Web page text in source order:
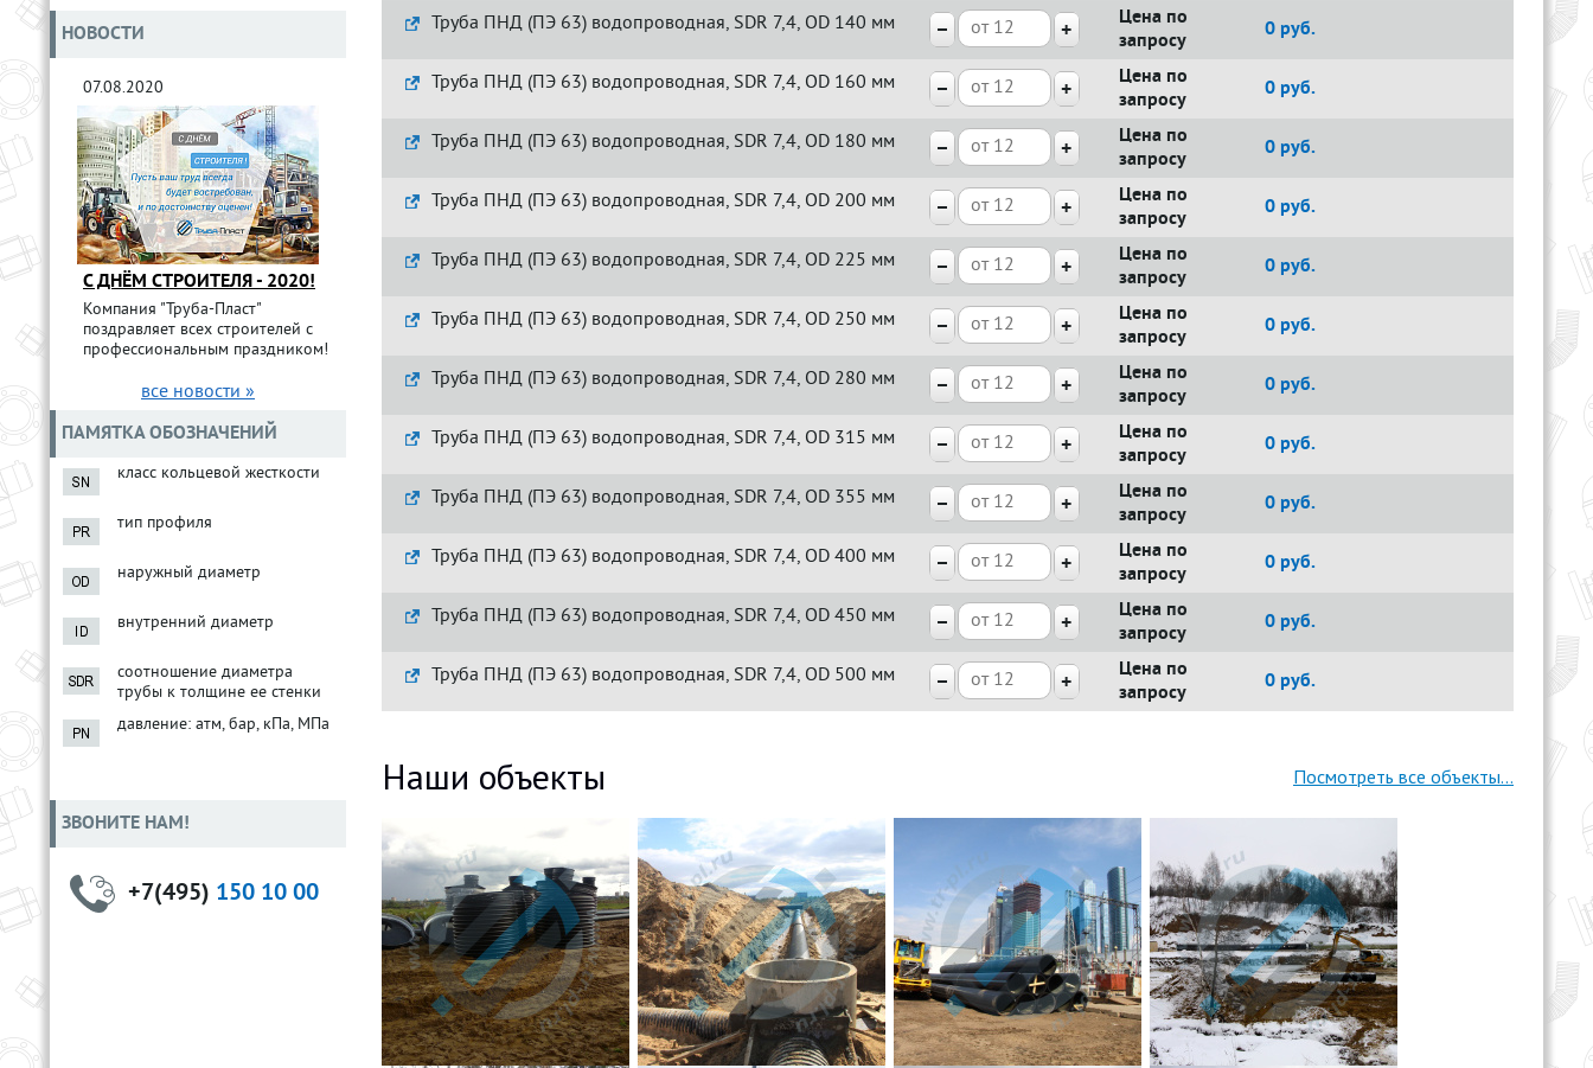
Труба ПНД (ПЭ 63) водопроводная, SDR 7,4, OD 140 мм
Цена по
запросу
0 руб.
Труба ПНД (ПЭ 63) водопроводная, SDR 7,4, OD 160 мм
Цена по
запросу
0 руб.
Труба ПНД (ПЭ 63) водопроводная, SDR 7,4, OD 180 мм
Цена по
запросу
0 руб.
Труба ПНД (ПЭ 63) водопроводная, SDR 7,4, OD 200 мм
Цена по
запросу
0 руб.
Труба ПНД (ПЭ 63) водопроводная, SDR 7,4, OD 225 мм
Цена по
запросу
0 руб.
Труба ПНД (ПЭ 63) водопроводная, SDR 7,4, OD 250 мм
Цена по
запросу
0 руб.
Труба ПНД (ПЭ 63) водопроводная, SDR 7,4, OD 280 мм
Цена по
запросу
0 руб.
Труба ПНД (ПЭ 63) водопроводная, SDR 7,4, OD 315 мм
Цена по
запросу
0 руб.
Труба ПНД (ПЭ 63) водопроводная, SDR 7,4, OD 355 мм
Цена по
запросу
0 руб.
Труба ПНД (ПЭ 63) водопроводная, SDR 7,4, OD 400 мм
Цена по
запросу
0 руб.
Труба ПНД (ПЭ 63) водопроводная, SDR 7,4, OD 450 мм
Цена по
запросу
0 руб.
Труба ПНД (ПЭ 63) водопроводная, SDR 7,4, OD 500 мм
Цена по
запросу
0 руб.
Наши объекты Посмотреть все объекты...
НОВОСТИ
07.08.2020
С ДНЁМ СТРОИТЕЛЯ - 2020!
Компания "Труба-Пласт"
поздравляет всех строителей с
профессиональным праздником!
все новости »
ПАМЯТКА ОБОЗНАЧЕНИЙ
класс кольцевой жесткости
тип профиля
наружный диаметр
внутренний диаметр
соотношение диаметра
трубы к толщине ее стенки
давление: атм, бар, кПа, МПа
ЗВОНИТЕ НАМ!
+7(495) 150 10 00